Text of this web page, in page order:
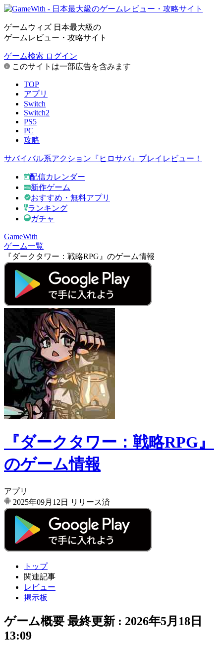
ゲームウィズ 日本最大級の
ゲームレビュー・攻略サイト
ゲーム検索 ログイン
このサイトは一部広告を含みます
TOP
アプリ
Switch
Switch2
PS5
PC
攻略
サバイバル系アクション『ヒロサバ』プレイレビュー！
配信カレンダー
新作ゲーム
おすすめ・無料アプリ
ランキング
ガチャ
GameWith
ゲーム一覧
『ダークタワー：戦略RPG』のゲーム情報
『ダークタワー：戦略RPG』
のゲーム情報
アプリ
2025年09月12日
リリース済
トップ
関連記事
レビュー
掲示板
ゲーム概要 最終更新 : 2026年5月18日
13:09